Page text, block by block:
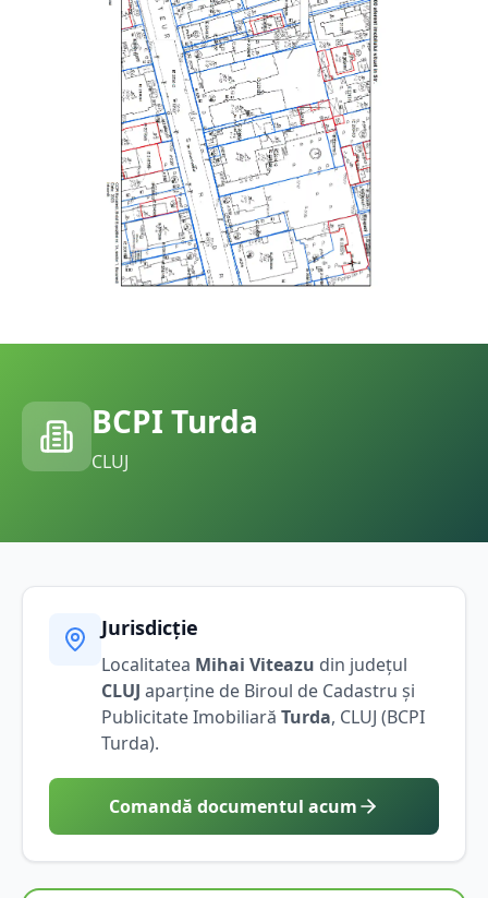
BCPI Turda
CLUJ
Jurisdicție
Localitatea Mihai Viteazu din județul
CLUJ aparține de Biroul de Cadastru și
Publicitate Imobiliară Turda, CLUJ (BCPI
Turda).
Comandă documentul acum